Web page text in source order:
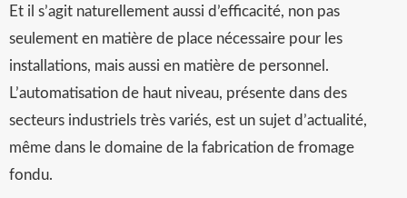
Et il s’agit naturellement aussi d’efficacité, non pas
seulement en matière de place nécessaire pour les
installations, mais aussi en matière de personnel.
L’automatisation de haut niveau, présente dans des
secteurs industriels très variés, est un sujet d’actualité,
même dans le domaine de la fabrication de fromage
fondu.